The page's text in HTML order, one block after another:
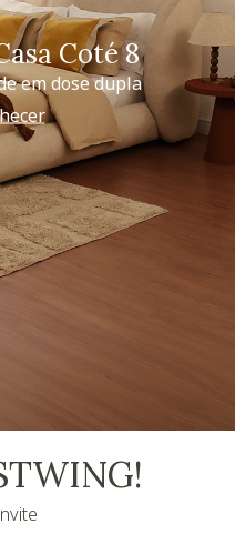
Coté 8
em dose dupla